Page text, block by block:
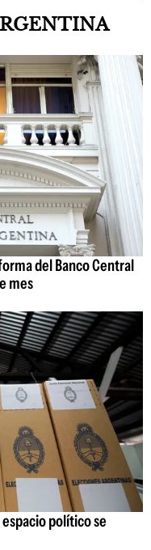
del Banco Central
mes
político se